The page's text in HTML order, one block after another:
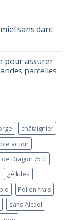
sans dard
pour assurer
parcelles
châtaignier
action
de Dragon 75 cl
géllules
Pollen frais
sans Alcool